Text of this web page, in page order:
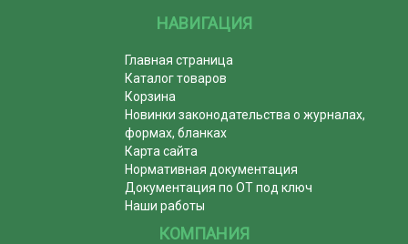
НАВИГАЦИЯ
Главная страница
Каталог товаров
Корзина
Новинки законодательства о журналах,
формах, бланках
Карта сайта
Нормативная документация
Документация по ОТ под ключ
Наши работы
КОМПАНИЯ